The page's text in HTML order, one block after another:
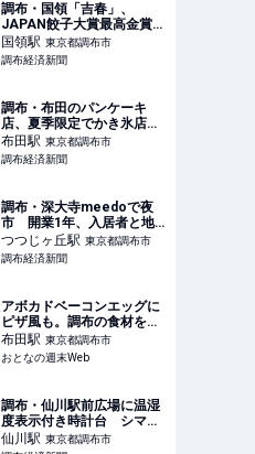
調布・国領「吉春」、
JAPAN餃子大賞最高金賞
昨年の水餃子部門に続き
国領駅 東京都調布市
調布経済新聞
調布・布田のパンケーキ
店、夏季限定でかき氷店
に 鉄板前の灼熱地獄を回
避
布田駅 東京都調布市
調布経済新聞
調布・深大寺meedoで夜
市 開業1年、入居者と地
域と共につくる夏祭り
つつじヶ丘駅 東京都調布市
調布経済新聞
アボカドベーコンエッグに
ピザ風も。調布の食材を活
かしたガレット専門店
『Oklm』は引き出し豊富
布田駅 東京都調布市
おとなの週末Web
調布・仙川駅前広場に温湿
度表示付き時計台 シマダ
ハウス創業者が寄贈
仙川駅 東京都調布市